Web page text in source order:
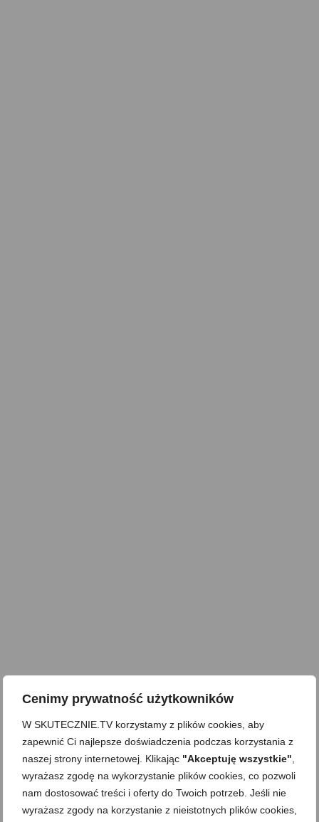
Cenimy prywatność użytkowników
W SKUTECZNIE.TV korzystamy z plików cookies, aby
zapewnić Ci najlepsze doświadczenia podczas korzystania z
naszej strony internetowej. Klikając "Akceptuję wszystkie"
wyrażasz zgodę na wykorzystanie plików cookies, co pozwoli
nam dostosować treści i oferty do Twoich potrzeb. Jeśli nie
wyrażasz zgody na korzystanie z nieistotnych plików cookies,